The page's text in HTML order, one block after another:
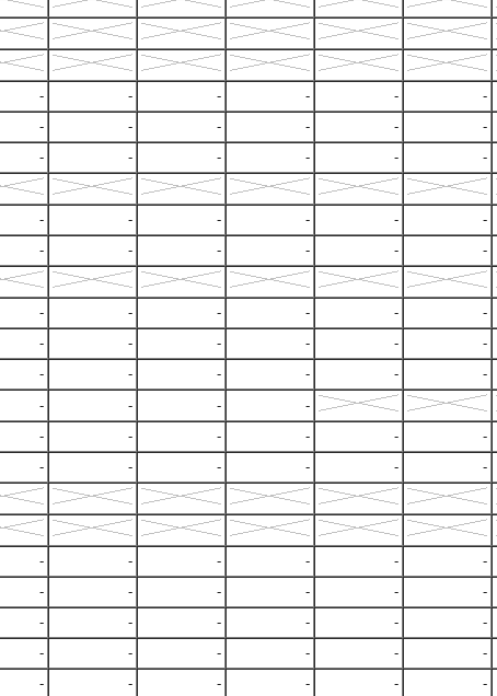
- - - - -
-
- - - - -
-
- - - - -
-
- - - - -
-
- - - - -
-
- - - - -
-
- - - - -
-
- - - - -
-
- - -
-
- - - - -
-
- - - - -
-
- - - - -
-
- - - - -
-
- - - - -
-
- - - - -
-
- - - - -
-